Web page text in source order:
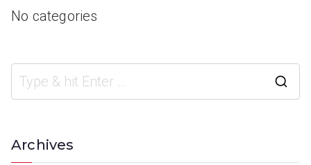
No categories
Archives